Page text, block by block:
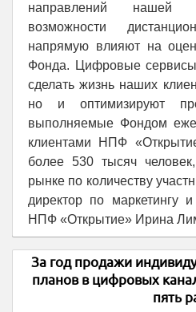
направлений нашей
возможности
напрямую влияют на
Фонда. Цифровые
сделать жизнь наших
но и оптимизируют
выполняемые Фондом
клиентами НПФ
более 530 тысяч
рынке по количеству
директор по маркетингу
НПФ «Открытие» Ирина
За год продажи
планов в цифровых
пять